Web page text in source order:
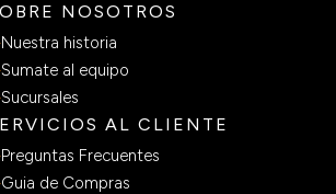
NOSOTROS
Nuestra historia
Sumate al equipo
Sucursales
AL CLIENTE
Preguntas Frecuentes
Guia de Compras